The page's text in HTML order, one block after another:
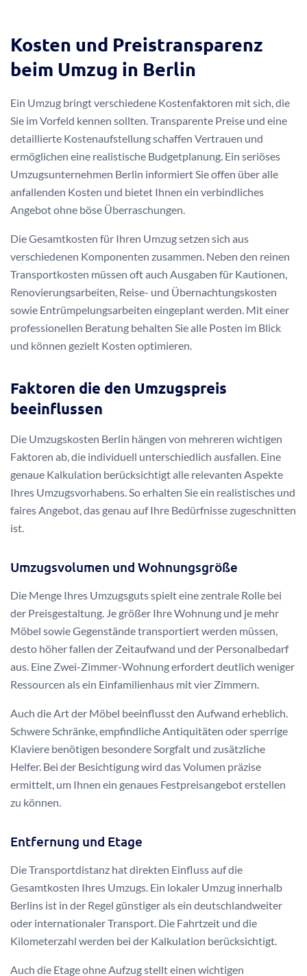
Kosten und Preistransparenz
beim Umzug in Berlin
Ein Umzug bringt verschiedene Kostenfaktoren mit sich, die
Sie im Vorfeld kennen sollten. Transparente Preise und eine
detaillierte Kostenaufstellung schaffen Vertrauen und
ermöglichen eine realistische Budgetplanung. Ein seriöses
Umzugsunternehmen Berlin informiert Sie offen über alle
anfallenden Kosten und bietet Ihnen ein verbindliches
Angebot ohne böse Überraschungen.
Die Gesamtkosten für Ihren Umzug setzen sich aus
verschiedenen Komponenten zusammen. Neben den reinen
Transportkosten müssen oft auch Ausgaben für Kautionen,
Renovierungsarbeiten, Reise- und Übernachtungskosten
sowie Entrümpelungsarbeiten eingeplant werden. Mit einer
professionellen Beratung behalten Sie alle Posten im Blick
und können gezielt Kosten optimieren.
Faktoren die den Umzugspreis
beeinflussen
Die Umzugskosten Berlin hängen von mehreren wichtigen
Faktoren ab, die individuell unterschiedlich ausfallen. Eine
genaue Kalkulation berücksichtigt alle relevanten Aspekte
Ihres Umzugsvorhabens. So erhalten Sie ein realistisches und
faires Angebot, das genau auf Ihre Bedürfnisse zugeschnitten
ist.
Umzugsvolumen und Wohnungsgröße
Die Menge Ihres Umzugsguts spielt eine zentrale Rolle bei
der Preisgestaltung. Je größer Ihre Wohnung und je mehr
Möbel sowie Gegenstände transportiert werden müssen,
desto höher fallen der Zeitaufwand und der Personalbedarf
aus. Eine Zwei-Zimmer-Wohnung erfordert deutlich weniger
Ressourcen als ein Einfamilienhaus mit vier Zimmern.
Auch die Art der Möbel beeinflusst den Aufwand erheblich.
Schwere Schränke, empfindliche Antiquitäten oder sperrige
Klaviere benötigen besondere Sorgfalt und zusätzliche
Helfer. Bei der Besichtigung wird das Volumen präzise
ermittelt, um Ihnen ein genaues Festpreisangebot erstellen
zu können.
Entfernung und Etage
Die Transportdistanz hat direkten Einfluss auf die
Gesamtkosten Ihres Umzugs. Ein lokaler Umzug innerhalb
Berlins ist in der Regel günstiger als ein deutschlandweiter
oder internationaler Transport. Die Fahrtzeit und die
Kilometerzahl werden bei der Kalkulation berücksichtigt.
Auch die Etage ohne Aufzug stellt einen wichtigen